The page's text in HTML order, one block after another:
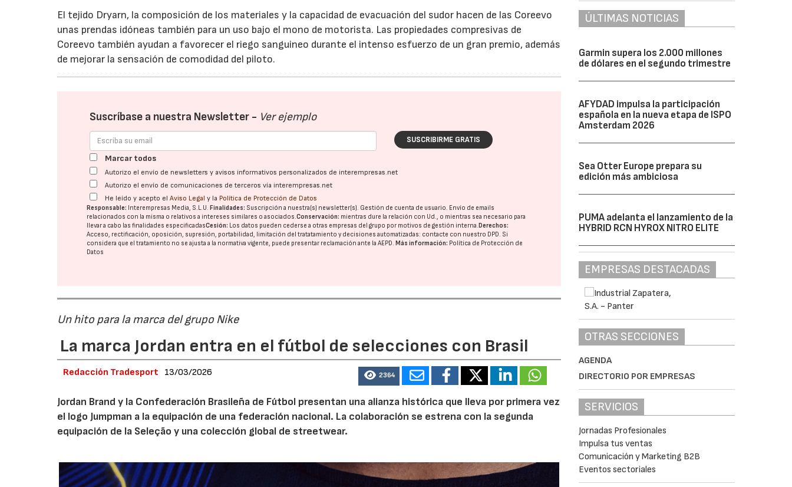
El tejido Dryarn, la composición de los materiales y la capacidad de evacuación del sudor hacen de las Coreevo
unas prendas idóneas también para un uso bajo el mono de motorista. Las propiedades compresivas de
Coreevo también ayudan a favorecer el riego sanguineo durante el intenso esfuerzo de un gran premio, además
de mejorar la sensación de comodidad del piloto.
Suscríbase a nuestra Newsletter - Ver ejemplo
SUSCRIBIRME GRATIS
Marcar todos
Autorizo el envío de newsletters y avisos informativos personalizados de interempresas.net
Autorizo el envío de comunicaciones de terceros vía interempresas.net
He leído y acepto elAviso Legal y la Política de Protección de Datos
Responsable: Interempresas Media, S.L.U.Finalidades: Suscripción a nuestra(s) newsletter(s). Gestión de cuenta de usuario. Envío de emails
relacionados con la misma o relativos a intereses similares o asociados.Conservación: mientras dure la relación con Ud., o mientras sea necesario para
llevar a cabo las finalidades especificadasCesión: Los datos pueden cederse a otras empresas del grupo por motivos de gestión interna.Derechos:
Acceso, rectificación, oposición, supresión, portabilidad, limitación del tratatamiento y decisiones automatizadas: contacte con nuestro DPD. Si
considera que el tratamiento no se ajusta a la normativa vigente, puede presentar reclamación ante laAEPD.Más información: Política de Protección de
Datos
Un hito para la marca del grupo Nike
La marca Jordan entra en el fútbol de selecciones con Brasil
Redacción Tradesport 13/03/2026 2364
Jordan Brand y la Confederación Brasileña de Fútbol presentan una alianza histórica que lleva por primera vez
el logo Jumpman a la equipación de una federación nacional. La colaboración se estrena con la segunda
equipación de la Seleção y una colección global de streetwear.
ÚLTIMAS NOTICIAS
Garmin supera los 2.000 millones
de dólares en el segundo trimestre
AFYDAD impulsa la participación
española en la nueva etapa de ISPO
Amsterdam 2026
Sea Otter Europe prepara su
edición más ambiciosa
PUMA adelanta el lanzamiento de la
HYBRID RCN HYROX NITRO ELITE
EMPRESAS DESTACADAS
OTRAS SECCIONES
AGENDA
DIRECTORIO POR EMPRESAS
SERVICIOS
Jornadas Profesionales
Impulsa tus ventas
Comunicación y Marketing B2B
Eventos sectoriales